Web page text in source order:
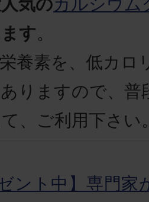
気のカルシウム
す。
養素を、低カロ
りますので、普
、ご利用下さい
ント中】専門家